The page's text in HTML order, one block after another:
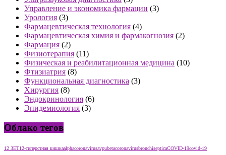
Управление и экономика фармации (3)
Урология (3)
Фармацевтическая технология (4)
Фармацевтическая химия и фармакогнозия (2)
Фармация (2)
Физиотерапия (11)
Физическая и реабилитационная медицина (10)
Фтизиатрия (8)
Функциональная диагностика (3)
Хирургия (8)
Эндокринология (6)
Эпидемиология (3)
Облако тегов
12 ЗЕТ12-типерстная кишкаalphacoronavirusavpubetacoronavirusbronchisepticaCOVID-19covid-19